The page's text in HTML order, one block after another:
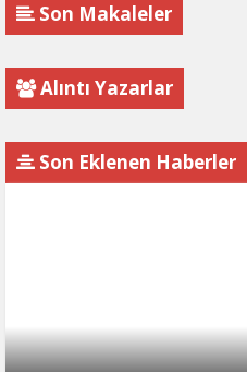
Son Makaleler
Alıntı Yazarlar
Son Eklenen Haberler